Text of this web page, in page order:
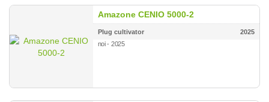
Amazone CENIO 5000-2
Plug cultivator
2025
noi - 2025